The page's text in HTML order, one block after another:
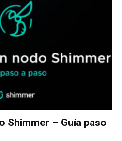
Shimmer – Guía paso